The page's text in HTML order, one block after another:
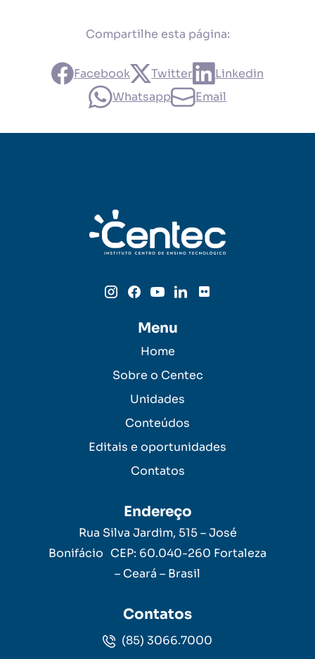
Compartilhe esta página:
Facebook Twitter
Linkedin
Whatsapp
Email
Menu
Home
Sobre o Centec
Unidades
Conteúdos
Editais e oportunidades
Contatos
Endereço
Rua Silva Jardim, 515 – José
Bonifácio CEP: 60.040-260 Fortaleza
– Ceará – Brasil
Contatos
(85) 3066.7000